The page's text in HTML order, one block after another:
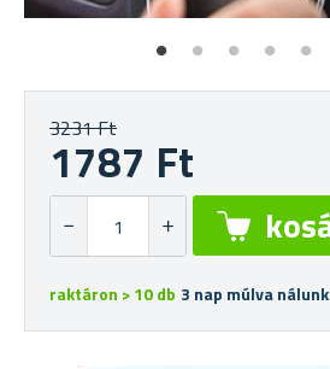
3231 Ft
1787 Ft
raktáron > 10 db 3 nap múlva nálunk